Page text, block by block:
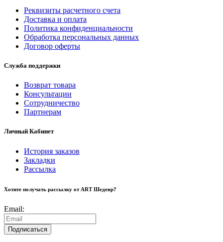
Реквизиты расчетного счета
Доставка и оплата
Политика конфиденциальности
Обработка персональных данных
Договор оферты
Служба поддержки
Возврат товара
Консультации
Сотрудничество
Партнерам
Личный Кабинет
История заказов
Закладки
Рассылка
Хотите получать рассылку от ART Шедевр?
Email:
Подписаться